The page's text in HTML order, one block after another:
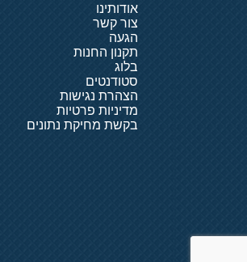
אודותינו
צור קשר
הגעה
תקנון החנות
בלוג
סטודנטים
הצהרת נגישות
מדיניות פרטיות
בקשת מחיקת נתונים